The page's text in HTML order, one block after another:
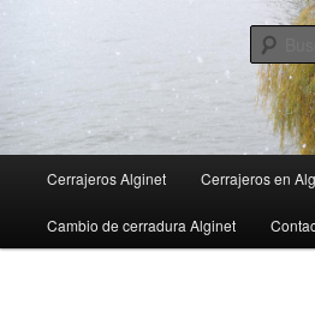
principal
principal
Cerrajeros Alginet Cerrajeros en
Cambio de cerradura Alginet